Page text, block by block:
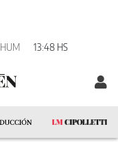
HUM 13:48 HS